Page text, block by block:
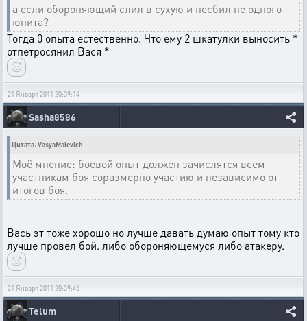
а если обороняющий слил в сухую и несбил не одного
юнита?
Тогда 0 опыта естественно. Что ему 2 шкатулки выносить *
отпетросянил Вася *
21 Января 2011 20:39:14
Sasha8586
Цитата: VasyaMalevich
Моё мнение: боевой опыт должен зачислятся всем
участникам боя соразмерно участию и независимо от
итогов боя.
Вась эт тоже хорошо но лучше давать думаю опыт тому кто
лучше провел бой. либо обороняющемуся либо атакеру.
21 Января 2011 20:39:45
Telum